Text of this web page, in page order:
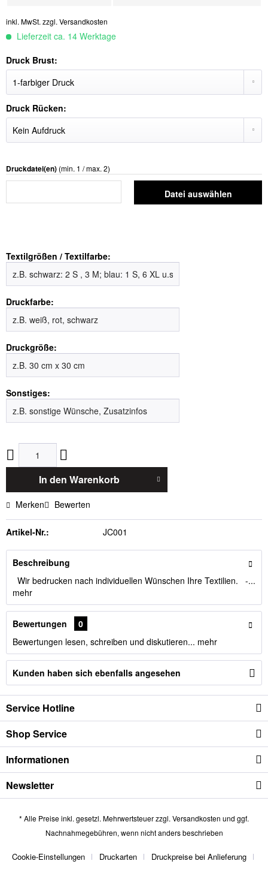
inkl. MwSt. zzgl. Versandkosten
Lieferzeit ca. 14 Werktage
Druck Brust:
Druck Rücken:
Druckdatei(en) (min. 1 / max. 2)
Datei auswählen
Textilgrößen / Textilfarbe:
Druckfarbe:
Druckgröße:
Sonstiges:
In den Warenkorb
Merken Bewerten
Artikel-Nr.: JC001
Beschreibung
Wir bedrucken nach individuellen Wünschen Ihre Textilien. -...
mehr
Bewertungen
0
Bewertungen lesen, schreiben und diskutieren... mehr
Kunden haben sich ebenfalls angesehen
Service Hotline
Shop Service
Informationen
Newsletter
* Alle Preise inkl. gesetzl. Mehrwertsteuer zzgl. Versandkosten und ggf.
Nachnahmegebühren, wenn nicht anders beschrieben
Cookie-Einstellungen Druckarten Druckpreise bei Anlieferung